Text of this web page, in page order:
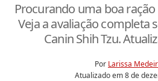
Procurando uma boa
Veja a avaliação completa
Canin Shih Tzu.
Por Larissa
Atualizado em8 de